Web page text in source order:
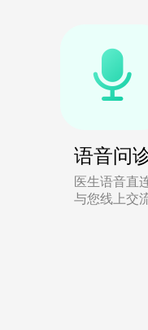
语音问
医生语音直
与您线上交